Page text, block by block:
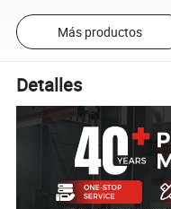
Más productos
Detalles